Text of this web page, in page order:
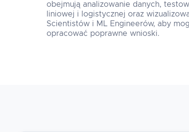
obejmują analizowanie danych,
liniowej i logistycznej oraz
Scientistów i ML Engineerów, aby
opracować poprawne wnioski.